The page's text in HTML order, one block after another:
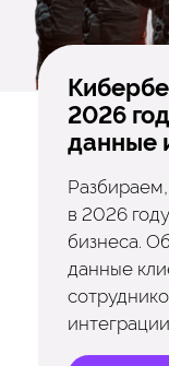
2026
данные
в 2026
бизнеса.
данные